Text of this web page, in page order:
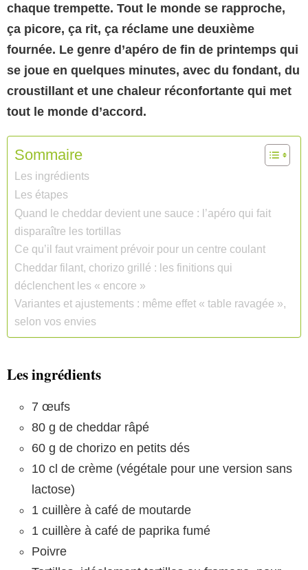
chaque trempette. Tout le monde se rapproche,
ça picore, ça rit, ça réclame une deuxième
fournée. Le genre d’apéro de fin de printemps qui
se joue en quelques minutes, avec du fondant, du
croustillant et une chaleur réconfortante qui met
tout le monde d’accord.
Sommaire
Les ingrédients
Les étapes
Quand le cheddar devient une sauce : l’apéro qui fait
disparaître les tortillas
Ce qu’il faut vraiment prévoir pour un centre coulant
Cheddar filant, chorizo grillé : les finitions qui
déclenchent les « encore »
Variantes et ajustements : même effet « table ravagée »,
selon vos envies
Les ingrédients
7 œufs
80 g de cheddar râpé
60 g de chorizo en petits dés
10 cl de crème (végétale pour une version sans
lactose)
1 cuillère à café de moutarde
1 cuillère à café de paprika fumé
Poivre